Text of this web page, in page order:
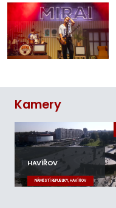
Kamery
HAVÍŘOV
NÁMĚSTÍ REPUBLIKY, HAVÍŘOV